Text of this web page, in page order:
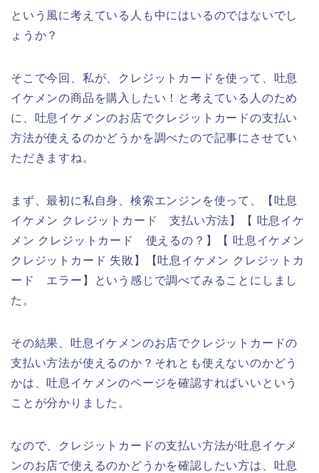
という風に考えている人も中にはいるのではないでし
ょうか？
そこで今回、私が、クレジットカードを使って、吐息
イケメンの商品を購入したい！と考えている人のため
に、吐息イケメンのお店でクレジットカードの支払い
方法が使えるのかどうかを調べたので記事にさせてい
ただきますね。
まず、最初に私自身、検索エンジンを使って、【吐息
イケメン クレジットカード 支払い方法】【 吐息イケ
メン クレジットカード 使えるの？】【 吐息イケメン
クレジットカード 失敗】【吐息イケメン クレジットカ
ード エラー】という感じで調べてみることにしまし
た。
その結果、吐息イケメンのお店でクレジットカードの
支払い方法が使えるのか？それとも使えないのかどう
かは、吐息イケメンのページを確認すればいいという
ことが分かりました。
なので、クレジットカードの支払い方法が吐息イケメ
ンのお店で使えるのかどうかを確認したい方は、吐息